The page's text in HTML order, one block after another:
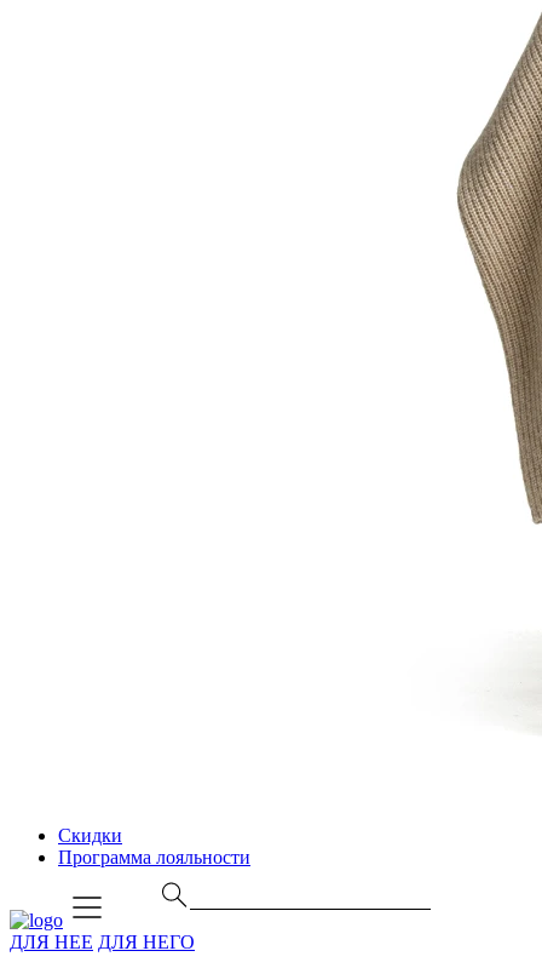
Скидки
Программа лояльности
ДЛЯ НЕЕ ДЛЯ НЕГО